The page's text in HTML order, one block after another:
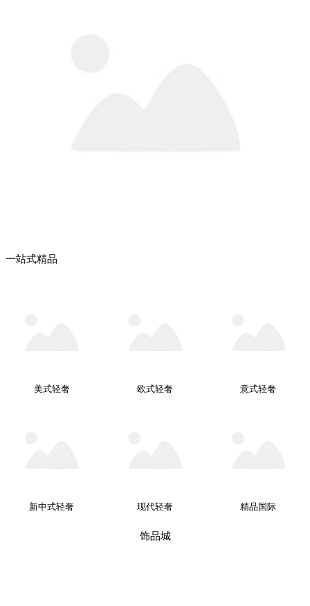
一站式精品
美式轻奢 欧式轻奢 意式轻奢
新中式轻奢 现代轻奢 精品国际
饰品城